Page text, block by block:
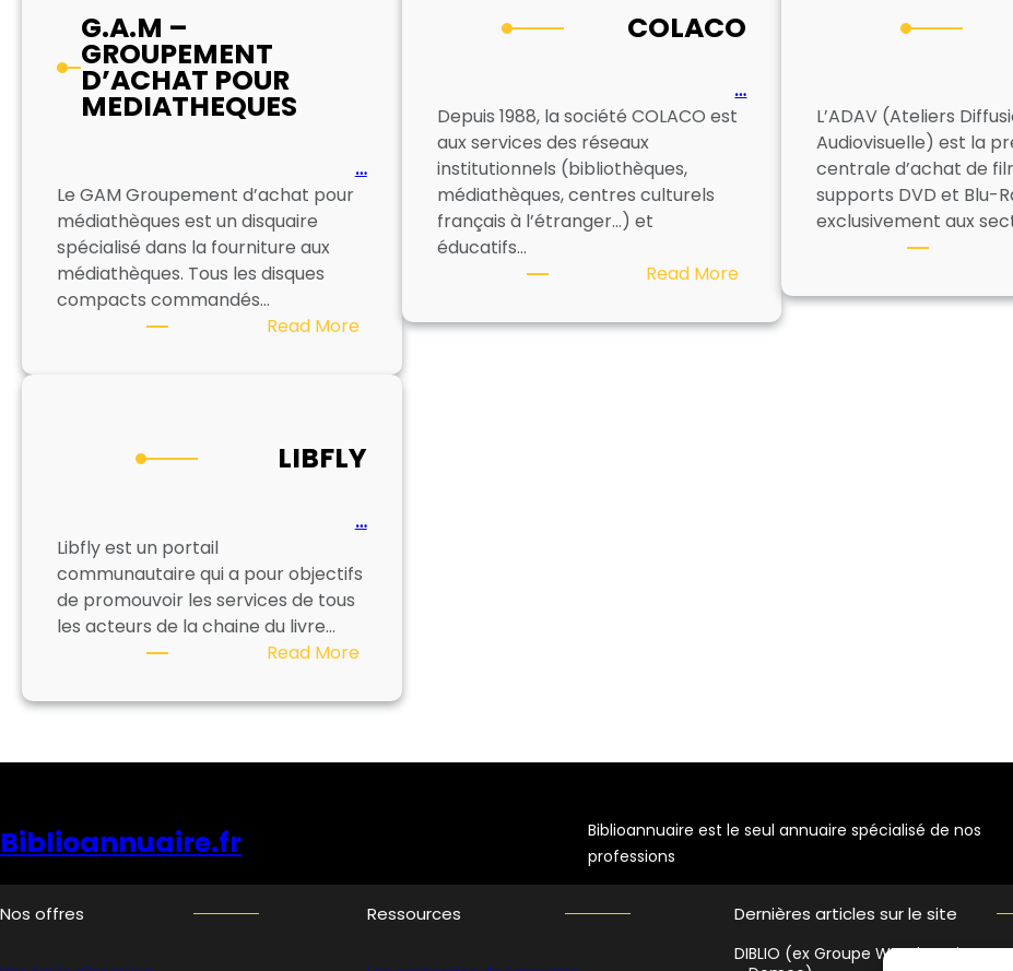
G.A.M –
GROUPEMENT
D’ACHAT POUR
MEDIATHEQUES
…
Le GAM Groupement d’achat pour
médiathèques est un disquaire
spécialisé dans la fourniture aux
médiathèques. Tous les disques
compacts commandés…
Read More:
POUR
COLACO
…
Depuis 1988, la société COLACO est
aux services des réseaux
institutionnels (bibliothèques,
médiathèques, centres culturels
français à l’étranger…) et
éducatifs…
Read More:
COLACO
L’ADAV (Ateliers
Audiovisuelle) est la
centrale d’achat de
supports DVD et Blu-
exclusivement aux
LIBFLY
…
Libfly est un portail
communautaire qui a pour objectifs
de promouvoir les services de tous
les acteurs de la chaine du livre…
Read More:
Biblioannuaire.fr
Biblioannuaire est le seul annuaire spécialisé de nos
professions
Nos offres Ressources Dernières articles sur le site
DIBLIO (ex Groupe WF Education